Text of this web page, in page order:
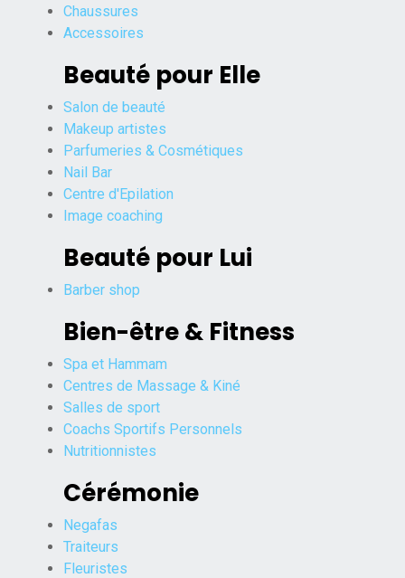
Chaussures
Accessoires
Beauté pour Elle
Salon de beauté
Makeup artistes
Parfumeries & Cosmétiques
Nail Bar
Centre d'Epilation
Image coaching
Beauté pour Lui
Barber shop
Bien-être & Fitness
Spa et Hammam
Centres de Massage & Kiné
Salles de sport
Coachs Sportifs Personnels
Nutritionnistes
Cérémonie
Negafas
Traiteurs
Fleuristes